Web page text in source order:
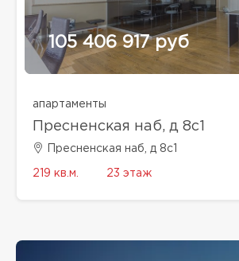
105 406 917 руб
апартаменты
Пресненская наб, д 8с1
Пресненская наб, д 8с1
219 кв.м. 23 этаж